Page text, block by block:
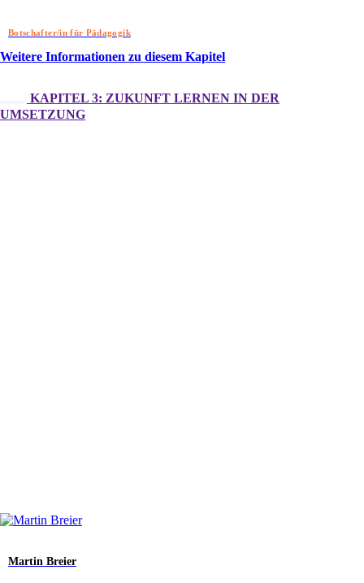
Botschafter/in für Pädagogik
Weitere Informationen zu diesem Kapitel
KAPITEL 3: ZUKUNFT LERNEN IN DER
UMSETZUNG
Martin Breier